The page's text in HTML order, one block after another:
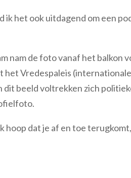
ik het ook uitdagend om een
nam de foto vanaf het balkon
het Vredespaleis
dit beeld voltrekken zich
hoop dat je af en toe